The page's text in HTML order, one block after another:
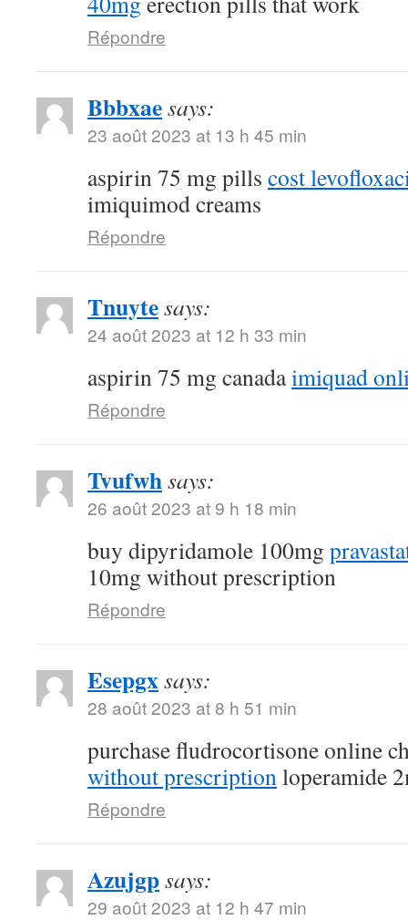
Répondre
Bbbxaesays:
23 août 2023 at 13 h 45 min
aspirin 75 mg pills cost
imiquimod creams
Répondre
Tnuytesays:
24 août 2023 at 12 h 33 min
aspirin 75 mg canadaimiquad
Répondre
Tvufwhsays:
26 août 2023 at 9 h 18 min
buy dipyridamole 100mg
10mg without prescription
Répondre
Esepgxsays:
28 août 2023 at 8 h 51 min
purchase fludrocortisone online
without prescriptionloperamide
Répondre
Azujgpsays:
29 août 2023 at 12 h 47 min